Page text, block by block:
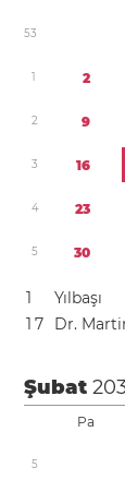
53
1 2
2 9
3 16
4 23
5 30
1
Yılbaşı
1 7 Dr.
Şubat
Pa
5